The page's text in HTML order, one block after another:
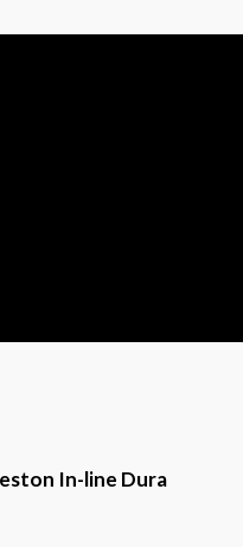
In-line Dura